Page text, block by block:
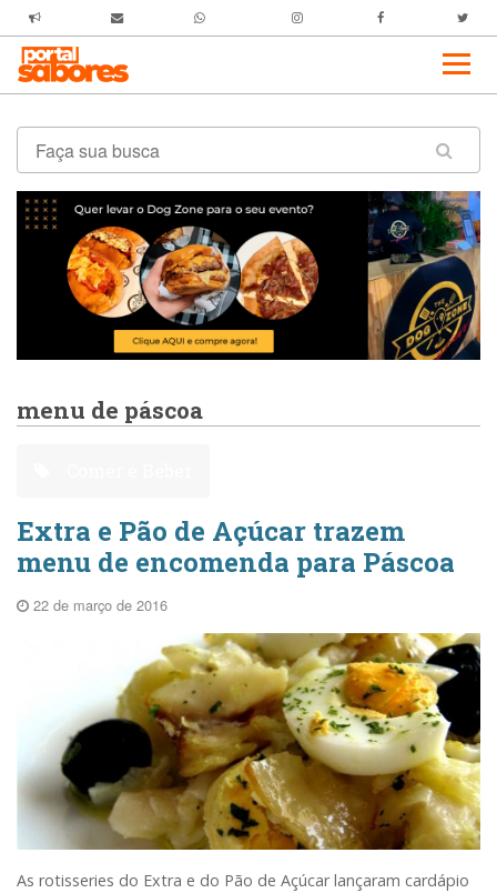
menu de páscoa
Extra e Pão de Açúcar trazem
menu de encomenda para Páscoa
22 de março de 2016
As rotisseries do Extra e do Pão de Açúcar lançaram cardápio